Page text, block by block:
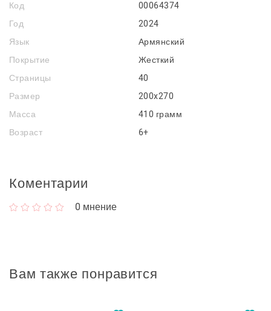
Код
00064374
Год
2024
Язык
Армянский
Покрытие
Жесткий
Страницы
40
Размер
200x270
Масса
410 грамм
Возраст
6+
Коментарии
0 мнение
Вам также понравится